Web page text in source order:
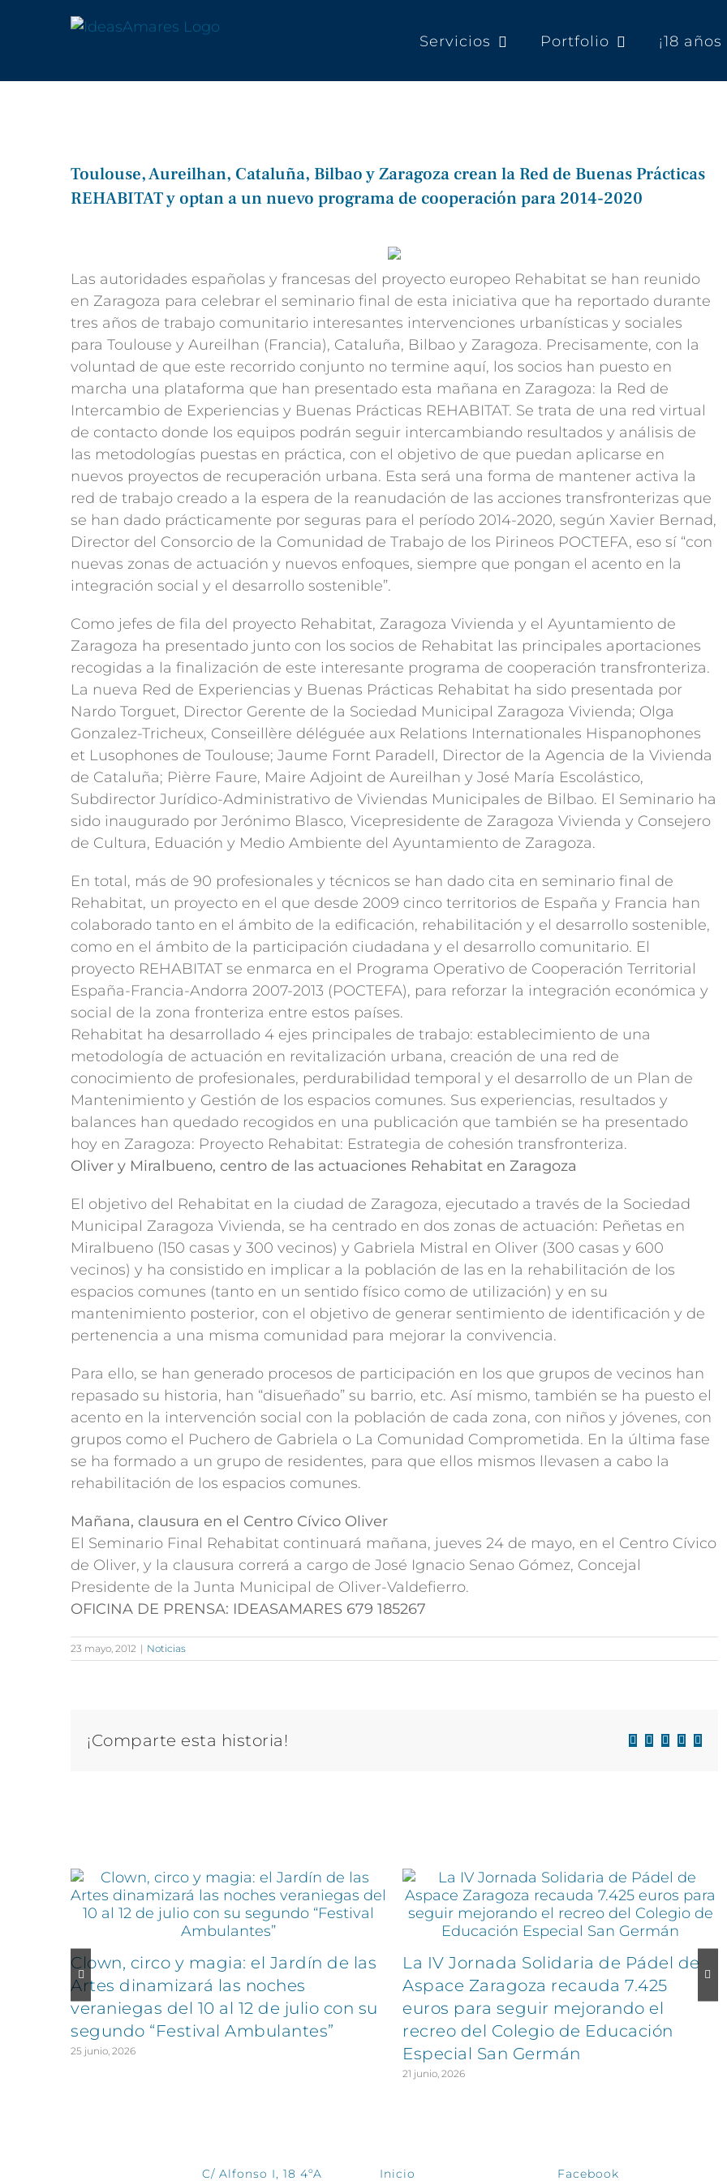
Servicios Portfolio ¡18
Toulouse, Aureilhan, Cataluña, Bilbao y Zaragoza crean la Red de Buenas Prácticas
REHABITAT y optan a un nuevo programa de cooperación para 2014-2020
más
grande
Las autoridades españolas y francesas del proyecto europeo Rehabitat se han reunido
en Zaragoza para celebrar el seminario final de esta iniciativa que ha reportado durante
tres años de trabajo comunitario interesantes intervenciones urbanísticas y sociales
para Toulouse y Aureilhan (Francia), Cataluña, Bilbao y Zaragoza. Precisamente, con la
voluntad de que este recorrido conjunto no termine aquí, los socios han puesto en
marcha una plataforma que han presentado esta mañana en Zaragoza: la Red de
Intercambio de Experiencias y Buenas Prácticas REHABITAT. Se trata de una red virtual
de contacto donde los equipos podrán seguir intercambiando resultados y análisis de
las metodologías puestas en práctica, con el objetivo de que puedan aplicarse en
nuevos proyectos de recuperación urbana. Esta será una forma de mantener activa la
red de trabajo creado a la espera de la reanudación de las acciones transfronterizas que
se han dado prácticamente por seguras para el período 2014-2020, según Xavier Bernad,
Director del Consorcio de la Comunidad de Trabajo de los Pirineos POCTEFA, eso sí “con
nuevas zonas de actuación y nuevos enfoques, siempre que pongan el acento en la
integración social y el desarrollo sostenible”.
Como jefes de fila del proyecto Rehabitat, Zaragoza Vivienda y el Ayuntamiento de
Zaragoza ha presentado junto con los socios de Rehabitat las principales aportaciones
recogidas a la finalización de este interesante programa de cooperación transfronteriza.
La nueva Red de Experiencias y Buenas Prácticas Rehabitat ha sido presentada por
Nardo Torguet, Director Gerente de la Sociedad Municipal Zaragoza Vivienda; Olga
Gonzalez-Tricheux, Conseillère déléguée aux Relations Internationales Hispanophones
et Lusophones de Toulouse; Jaume Fornt Paradell, Director de la Agencia de la Vivienda
de Cataluña; Pièrre Faure, Maire Adjoint de Aureilhan y José María Escolástico,
Subdirector Jurídico-Administrativo de Viviendas Municipales de Bilbao. El Seminario ha
sido inaugurado por Jerónimo Blasco, Vicepresidente de Zaragoza Vivienda y Consejero
de Cultura, Eduación y Medio Ambiente del Ayuntamiento de Zaragoza.
En total, más de 90 profesionales y técnicos se han dado cita en seminario final de
Rehabitat, un proyecto en el que desde 2009 cinco territorios de España y Francia han
colaborado tanto en el ámbito de la edificación, rehabilitación y el desarrollo sostenible,
como en el ámbito de la participación ciudadana y el desarrollo comunitario. El
proyecto REHABITAT se enmarca en el Programa Operativo de Cooperación Territorial
España-Francia-Andorra 2007-2013 (POCTEFA), para reforzar la integración económica y
social de la zona fronteriza entre estos países.
Rehabitat ha desarrollado 4 ejes principales de trabajo: establecimiento de una
metodología de actuación en revitalización urbana, creación de una red de
conocimiento de profesionales, perdurabilidad temporal y el desarrollo de un Plan de
Mantenimiento y Gestión de los espacios comunes. Sus experiencias, resultados y
balances han quedado recogidos en una publicación que también se ha presentado
hoy en Zaragoza: Proyecto Rehabitat: Estrategia de cohesión transfronteriza.
Oliver y Miralbueno, centro de las actuaciones Rehabitat en Zaragoza
El objetivo del Rehabitat en la ciudad de Zaragoza, ejecutado a través de la Sociedad
Municipal Zaragoza Vivienda, se ha centrado en dos zonas de actuación: Peñetas en
Miralbueno (150 casas y 300 vecinos) y Gabriela Mistral en Oliver (300 casas y 600
vecinos) y ha consistido en implicar a la población de las en la rehabilitación de los
espacios comunes (tanto en un sentido físico como de utilización) y en su
mantenimiento posterior, con el objetivo de generar sentimiento de identificación y de
pertenencia a una misma comunidad para mejorar la convivencia.
Para ello, se han generado procesos de participación en los que grupos de vecinos han
repasado su historia, han “disueñado” su barrio, etc. Así mismo, también se ha puesto el
acento en la intervención social con la población de cada zona, con niños y jóvenes, con
grupos como el Puchero de Gabriela o La Comunidad Comprometida. En la última fase
se ha formado a un grupo de residentes, para que ellos mismos llevasen a cabo la
rehabilitación de los espacios comunes.
Mañana, clausura en el Centro Cívico Oliver
El Seminario Final Rehabitat continuará mañana, jueves 24 de mayo, en el Centro Cívico
de Oliver, y la clausura correrá a cargo de José Ignacio Senao Gómez, Concejal
Presidente de la Junta Municipal de Oliver-Valdefierro.
OFICINA DE PRENSA: IDEASAMARES 679 185267
23 mayo, 2012 | Noticias
¡Comparte esta historia! Facebook
X LinkedIn
WhatsApp
Correo
Clown, circo y magia: el Jardín de las
Artes dinamizará las noches
veraniegas del 10 al 12 de julio con su
segundo “Festival Ambulantes”
25 junio, 2026
La IV Jornada Solidaria de Pádel de
Aspace Zaragoza recauda 7.425
euros para seguir mejorando el
recreo del Colegio de Educación
Especial San Germán
21 junio, 2026
C/ Alfonso I, 18 4ºA Inicio Facebook